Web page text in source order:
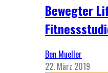
Bewegter
Ben Mueller
22. März 2019